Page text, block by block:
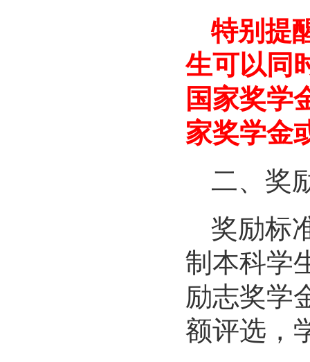
特别提
生可以同
国家奖学
家奖学金
二、奖
奖励标
制本科学
励志奖学
额评选，